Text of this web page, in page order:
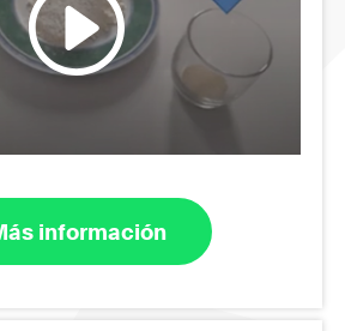
información